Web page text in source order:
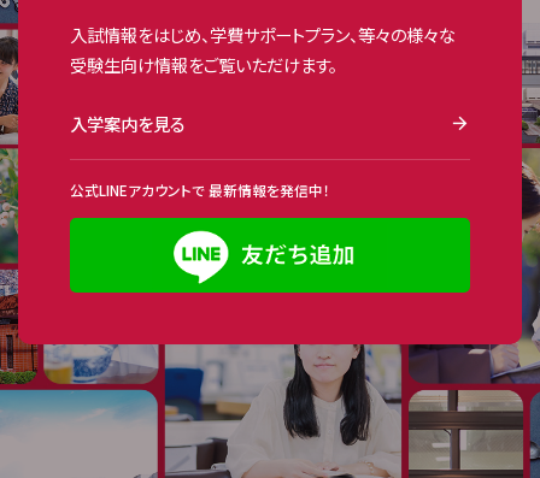
入試情報をはじめ、学費サポートプラン、等々の様々な
受験生向け情報をご覧いただけます。
入学案内を見る
公式LINEアカウントで最新情報を発信中！